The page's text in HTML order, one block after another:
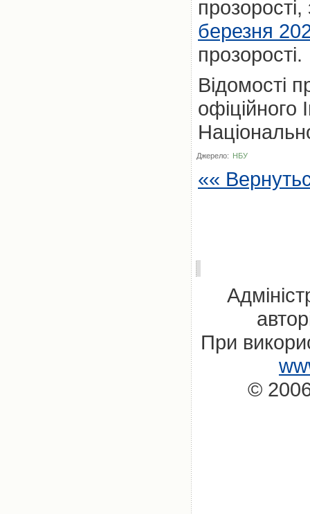
прозорості,
березня
прозорості.
Відомості
офіційного
Джерело: НБУ
««
При
©